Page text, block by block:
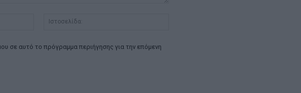
Email:*
σε αυτό το πρόγραμμα περιήγησης για την επόμενη